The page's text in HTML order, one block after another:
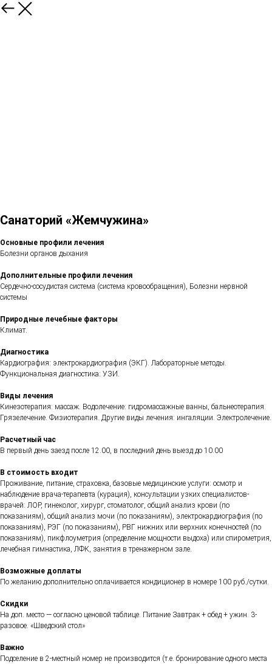
Санаторий «Жемчужина»
Основные профили лечения
Болезни органов дыхания
Дополнительные профили лечения
Сердечно-сосудистая система (система кровообращения), Болезни нервной
системы
Природные лечебные факторы
Климат.
Диагностика
Кардиография: электрокардиография (ЭКГ). Лабораторные методы.
Функциональная диагностика: УЗИ.
Виды лечения
Кинезотерапия: массаж. Водолечение: гидромассажные ванны, бальнеотерапия.
Грязелечение. Физиотерапия. Другие виды лечения: ингаляции. Электролечение.
Расчетный час
В первый день заезд после 12.00, в последний день выезд до 10.00
В стоимость входит
Проживание, питание, страховка, базовые медицинские услуги: осмотр и
наблюдение врача-терапевта (курация), консультации узких специалистов-
врачей: ЛОР, гинеколог, хирург, стоматолог, общий анализ крови (по
показаниям), общий анализ мочи (по показаниям), электрокардиография (по
показаниям), РЭГ (по показаниям), РВГ нижних или верхних конечностей (по
показаниям), пикфлоуметрия (определение мощности выдоха) или спирометрия,
лечебная гимнастика, ЛФК, занятия в тренажерном зале.
Возможные доплаты
По желанию дополнительно оплачивается кондиционер в номере 100 руб./сутки.
Скидки
На доп. место — согласно ценовой таблице. Питание Завтрак + обед + ужин. 3-
разовое. «Шведский стол»
Важно
Подселение в 2-местный номер не производится (т.е. бронирование одного места